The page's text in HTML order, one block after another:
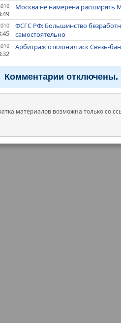
Москва не намерена расширять
ФСГС РФ: Большинство
самостоятельно
Арбитраж отклонил иск Связь-
Комментарии отключены.
материалов возможна только со